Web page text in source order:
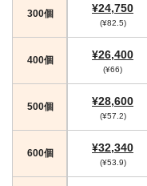
300個 ¥24,750
(¥82.5)
400個 ¥26,400
(¥66)
500個 ¥28,600
(¥57.2)
600個 ¥32,340
(¥53.9)